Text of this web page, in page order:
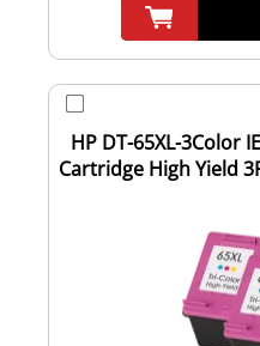
HP DT-65XL-3Color
Cartridge High Yield